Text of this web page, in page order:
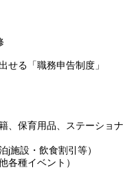
せる「職務申告制度」
、保育用品、ステーショナ
j施設・飲食割引等）
各種イベント）